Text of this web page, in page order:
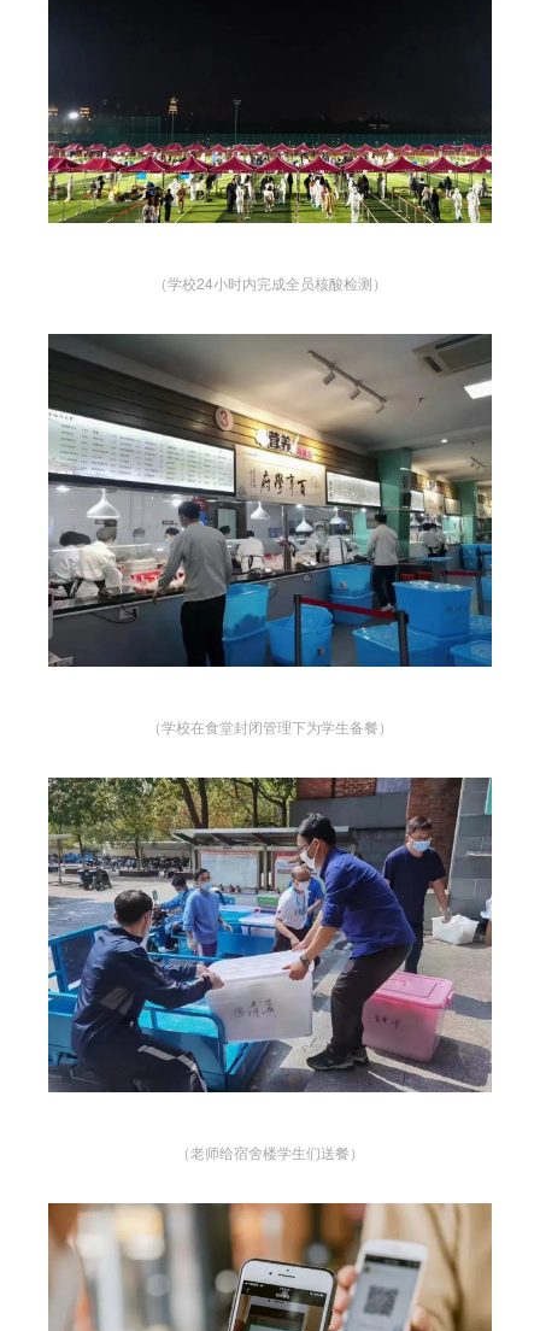
（学校24小时内完成全员核酸检测）
（学校在食堂封闭管理下为学生备餐）
（老师给宿舍楼学生们送餐）